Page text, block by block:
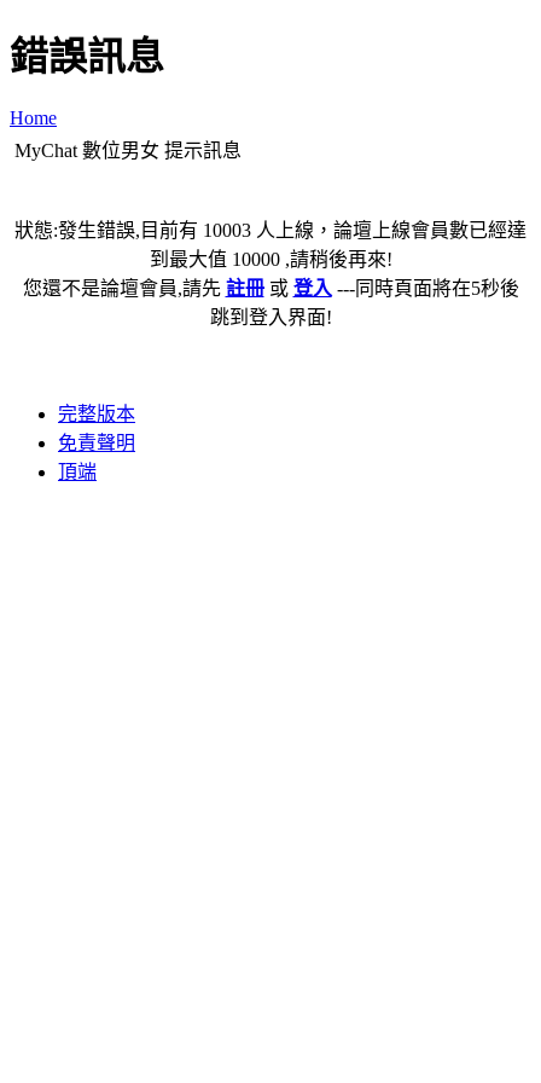
錯誤訊息
Home
MyChat 數位男女 提示訊息
狀態:發生錯誤,目前有 10003 人上線，論壇上線會員數已經達
到最大值 10000 ,請稍後再來!
您還不是論壇會員,請先 註冊或 登入 ---同時頁面將在5秒後
跳到登入界面!
完整版本
免責聲明
頂端